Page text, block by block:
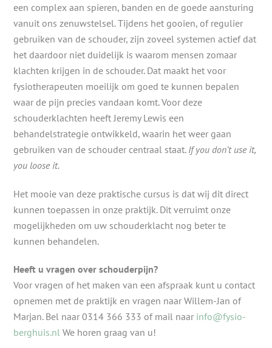
een complex aan spieren, banden en de goede aansturing
vanuit ons zenuwstelsel. Tijdens het gooien, of regulier
gebruiken van de schouder, zijn zoveel systemen actief dat
het daardoor niet duidelijk is waarom mensen zomaar
klachten krijgen in de schouder. Dat maakt het voor
fysiotherapeuten moeilijk om goed te kunnen bepalen
waar de pijn precies vandaan komt. Voor deze
schouderklachten heeft Jeremy Lewis een
behandelstrategie ontwikkeld, waarin het weer gaan
gebruiken van de schouder centraal staat. If you don’t use it,
you loose it.
Het mooie van deze praktische cursus is dat wij dit direct
kunnen toepassen in onze praktijk. Dit verruimt onze
mogelijkheden om uw schouderklacht nog beter te
kunnen behandelen.
Heeft u vragen over schouderpijn?
Voor vragen of het maken van een afspraak kunt u contact
opnemen met de praktijk en vragen naar Willem-Jan of
Marjan. Bel naar 0314 366 333 of mail naar info@fysio-
berghuis.nl We horen graag van u!